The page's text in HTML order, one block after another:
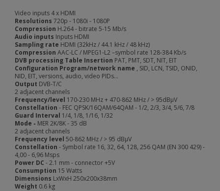
Video inputs 4 x HDMI
Resolutions 720p - 1080i - 1080P
Compression H.264 - bitrate 5-15 Mb/s
Audio inputs Inputs HDMI
Sampling rate HDMI (32kHz / 44.1 kHz / 48 kHz)
Compression AAC-LC / MPEG1-L2 –symbol rate 128-384 Kb/s
DVB processing Table Insertion PAT, PMT, SDT, NIT, EIT
Configuration Program/network name , SID, LCN, TSID, ONID,
NID, EIT, versions, audio, video PIDs…
Output DVB-T/C
2 adjacent channels
Frequency/level 170-230 MHz + 470-862 MHz / > 95dBμV
Constellation - FEC QPSK/16QAM/64QAM - 1/2, 2/3, 3/4, 5/6, 7/8
Guard Interval 1/4, 1/8, 1/16, 1/32
Mode - MER 2K/8K - 35 dB
2 adjacent channels
Frequency level 50-862 MHz / > 95 dBμV
Constellation - Symbol rate 16, 32, 64, 128, 256 QAM (EN 300 429) -
4,00 - 6,96 Msps
Power DC - 2.1 mm - connector +5V
Consumption 15 Watts
Dimensions LxWxH 250x200x38mm
Weight 0.6 kg